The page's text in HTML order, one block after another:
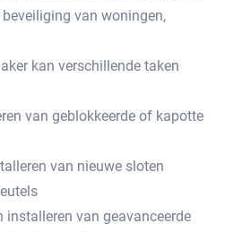
van woningen,
kan verschillende taken
van geblokkeerde of kapotte
van nieuwe sloten
installeren van geavanceerde